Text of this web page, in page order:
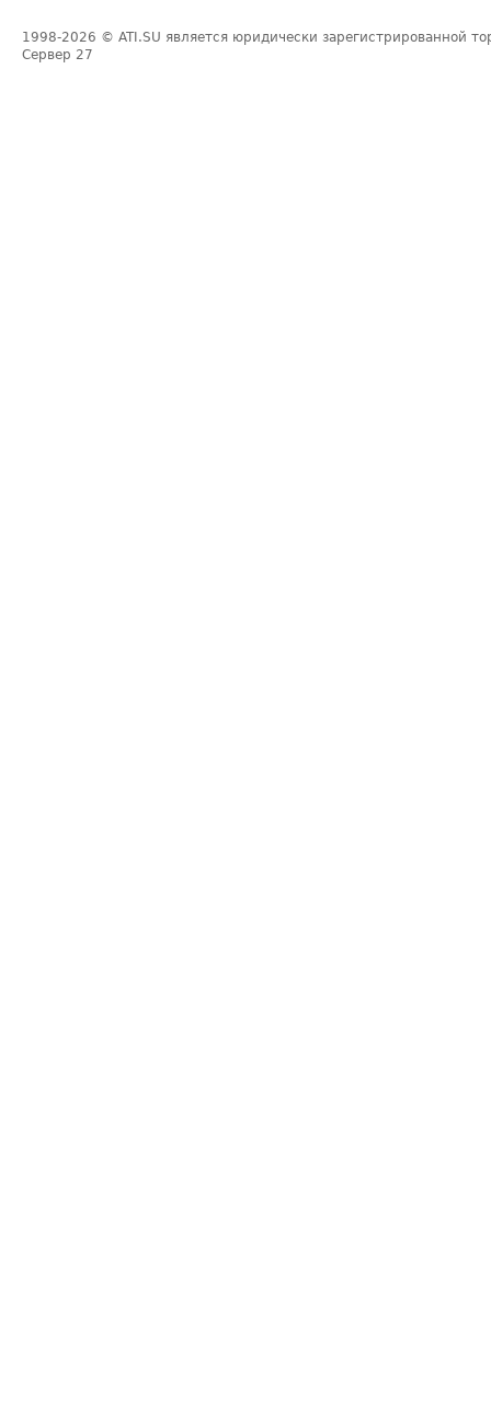
1998-2026 © ATI.SU является юридически зарегистрированной
Сервер 27